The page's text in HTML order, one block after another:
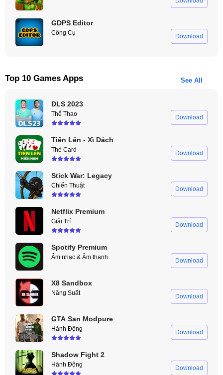
GDPS Editor
Công Cụ Download
Top 10 Games Apps See All
DLS 2023
Thể Thao Download
Tiến Lên - Xì Dách
Thẻ Card Download
Stick War: Legacy
Chiến Thuật Download
Netflix Premium
Giải Trí Download
Spotify Premium
Âm nhạc & Âm thanh Download
X8 Sandbox
Năng Suất Download
GTA San Modpure
Hành Động Download
Shadow Fight 2
Hành Động Download